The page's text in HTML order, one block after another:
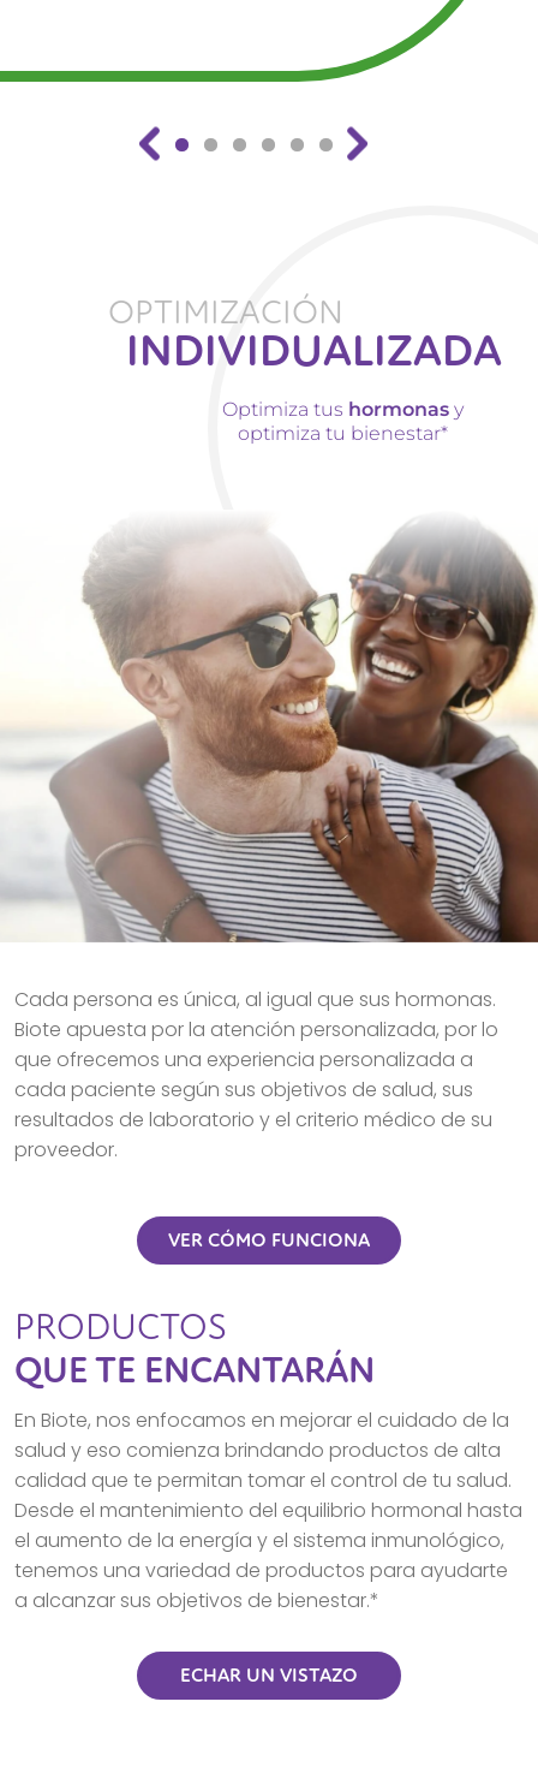
OPTIMIZACIÓN
INDIVIDUALIZADA
Optimiza tus hormonas y
optimiza tu bienestar*
Cada persona es única, al igual que sus hormonas.
Biote apuesta por la atención personalizada, por lo
que ofrecemos una experiencia personalizada a
cada paciente según sus objetivos de salud, sus
resultados de laboratorio y el criterio médico de su
proveedor.
VER CÓMO FUNCIONA
PRODUCTOS
QUE TE ENCANTARÁN
En Biote, nos enfocamos en mejorar el cuidado de la
salud y eso comienza brindando productos de alta
calidad que te permitan tomar el control de tu salud.
Desde el mantenimiento del equilibrio hormonal hasta
el aumento de la energía y el sistema inmunológico,
tenemos una variedad de productos para ayudarte
a alcanzar sus objetivos de bienestar.*
ECHAR UN VISTAZO